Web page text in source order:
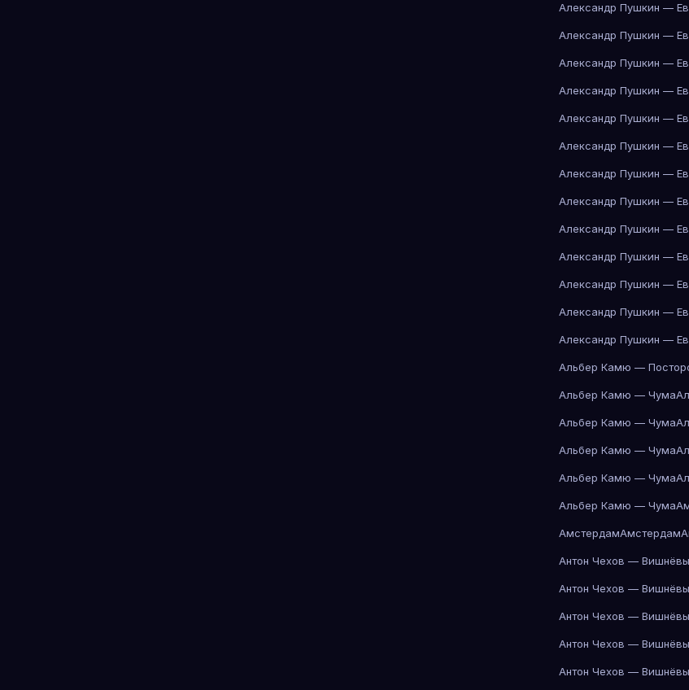
Александр Пушкин —
Александр Пушкин —
Александр Пушкин —
Александр Пушкин —
Александр Пушкин —
Александр Пушкин —
Александр Пушкин —
Александр Пушкин —
Александр Пушкин —
Александр Пушкин —
Александр Пушкин —
Александр Пушкин —
Александр Пушкин —
Альбер Камю —
Альбер Камю — Чума
Альбер Камю — Чума
Альбер Камю — Чума
Альбер Камю — Чума
Альбер Камю — Чума
АмстердамАмстердам
Антон Чехов —
Антон Чехов —
Антон Чехов —
Антон Чехов —
Антон Чехов —